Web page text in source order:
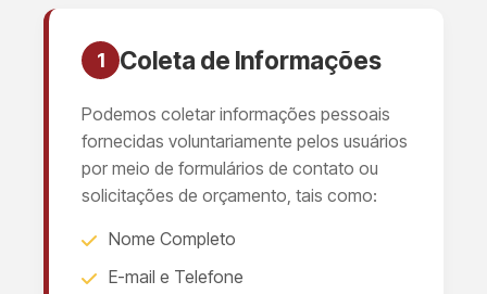
1 Coleta de Informações
Podemos coletar informações pessoais
fornecidas voluntariamente pelos usuários
por meio de formulários de contato ou
solicitações de orçamento, tais como:
Nome Completo
E-mail e Telefone